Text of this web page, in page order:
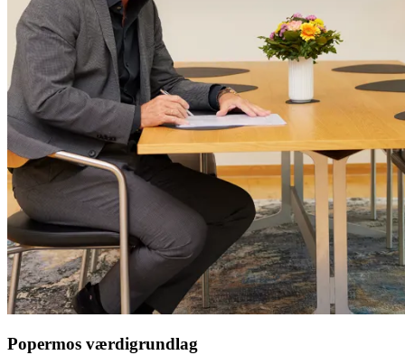
Popermos værdigrundlag